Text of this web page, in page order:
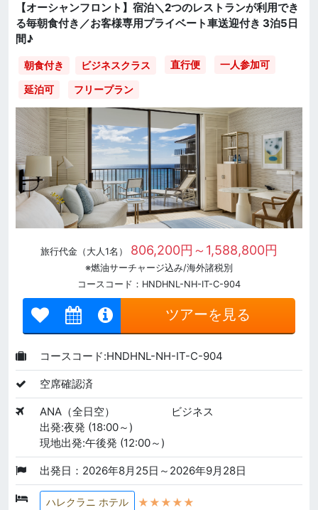
【オーシャンフロント】宿泊＼2つのレストランが利用でき
る毎朝食付き／お客様専用プライベート車送迎付き 3泊5日
間♪
朝食付き ビジネスクラス 直行便 一人参加可
延泊可 フリープラン
旅行代金（大人1名） 806,200円～1,588,800円
※燃油サーチャージ込み/海外諸税別
コースコード：HNDHNL-NH-IT-C-904
ツアーを見る
コースコード:HNDHNL-NH-IT-C-904
空席確認済
ANA（全日空）
ビジネス
出発:夜発 (18:00～)
現地出発:午後発 (12:00～)
出発日：2026年8月25日～2026年9月28日
ハレクラニ ホテル ★★★★★